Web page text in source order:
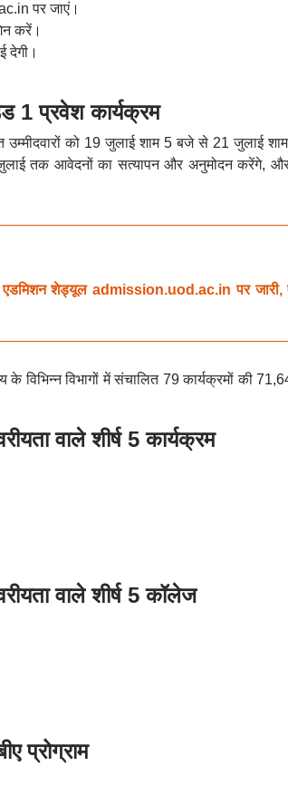
पर जाएं।
करें।
देगी।
1 प्रवेश कार्यक्रम
को 19 जुलाई शाम 5 बजे से 21 जुलाई
तक आवेदनों का सत्यापन और अनुमोदन करेंगे,
एडमिशन शेड्यूल admission.uod.ac.in पर जारी,
के विभिन्न विभागों में संचालित 79 कार्यक्रमों की
वाले शीर्ष 5 कार्यक्रम
वाले शीर्ष 5 कॉलेज
प्रोग्राम